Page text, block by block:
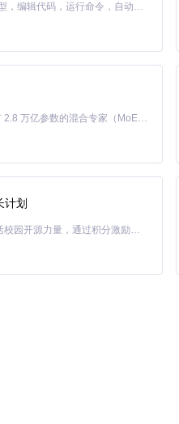
区域的功能划分
）
势，滑动屏幕边缘即可实现半页
可以根据不同设备和阅读环境优
Claude Code 的开源替代方案。连接任意大模型，编辑代码，运行命令，自动验证 — 全自动执行。用 Rust 构建，极致性能。 ｜ An open-source alternative to Claude Code. Connect any LLM, edit code, run commands, and verify changes — autonomously. Built in Rust for speed. Get Started
Kimi K3 是Kimi能力最强的模型：这是一个拥有 2.8 万亿参数的混合专家（MoE）模型，具备原生视觉理解能力，并支持 100 万 token 的上下文窗口。
计划
「源启盛夏」暑期校园开发者成长计划旨在激活校园开源力量，通过积分激励、认证扶持、资源倾斜等形式，引导高校组织和开发者完成「入驻 — 建项目 — 做贡献 — 获认证 — 得资源」的完整闭环。无论你是想带领社团入驻平台的组织者，还是希望用代码贡献证明自己的开发者，都能在这里找到属于你的成长路径。